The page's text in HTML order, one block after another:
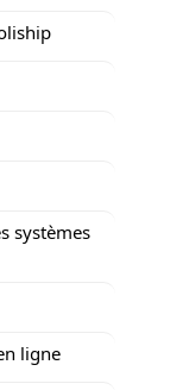
systèmes
ligne